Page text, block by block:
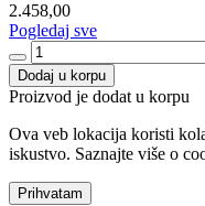
2.458,00
Pogledaj sve
Dodaj u korpu
Proizvod je dodat u korpu
Ova veb lokacija koristi
iskustvo. Saznajte više o
Prihvatam